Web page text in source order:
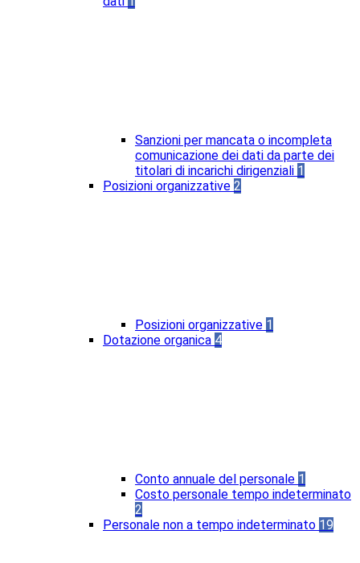
Sanzioni per mancata o incompleta
comunicazione dei dati da parte dei
titolari di incarichi dirigenziali 1
Posizioni organizzative 2
Posizioni organizzative 1
Dotazione organica 4
Conto annuale del personale 1
Costo personale tempo indeterminato
2
Personale non a tempo indeterminato 19